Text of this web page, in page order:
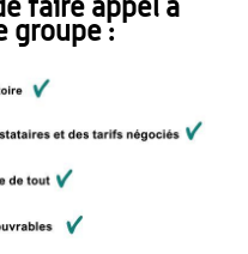
faire appel à
groupe :